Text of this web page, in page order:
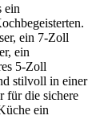
ein
ein 7-Zoll
ein
5-Zoll
stilvoll in einer
für die sichere
ein